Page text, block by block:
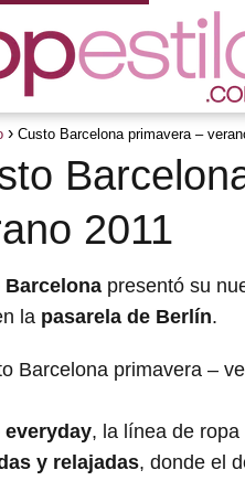
Custo Barcelona primavera –
2011
Barcelona presentó su
la pasarela de Berlín.
everyday, la línea de
y relajadas, donde el